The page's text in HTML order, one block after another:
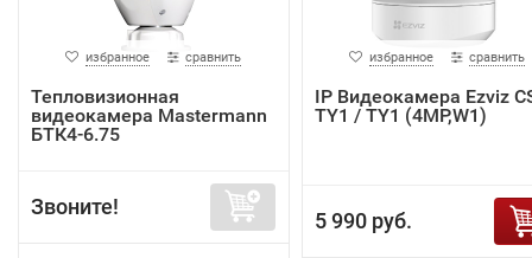
избранное сравнить
Тепловизионная
видеокамера Mastermann
БТК4-6.75
Звоните!
избранное сравнить
IP Видеокамера Ezviz
TY1 / TY1 (4MP,W1)
5 990 руб.